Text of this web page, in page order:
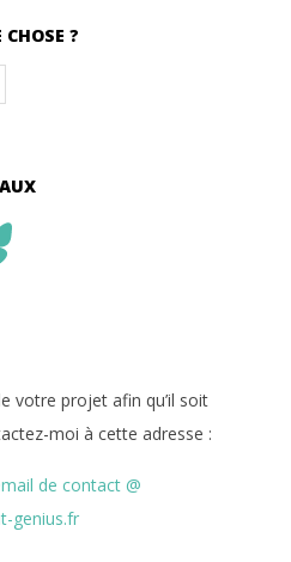
CHOSE ?
votre projet afin qu’il soit
moi à cette adresse :